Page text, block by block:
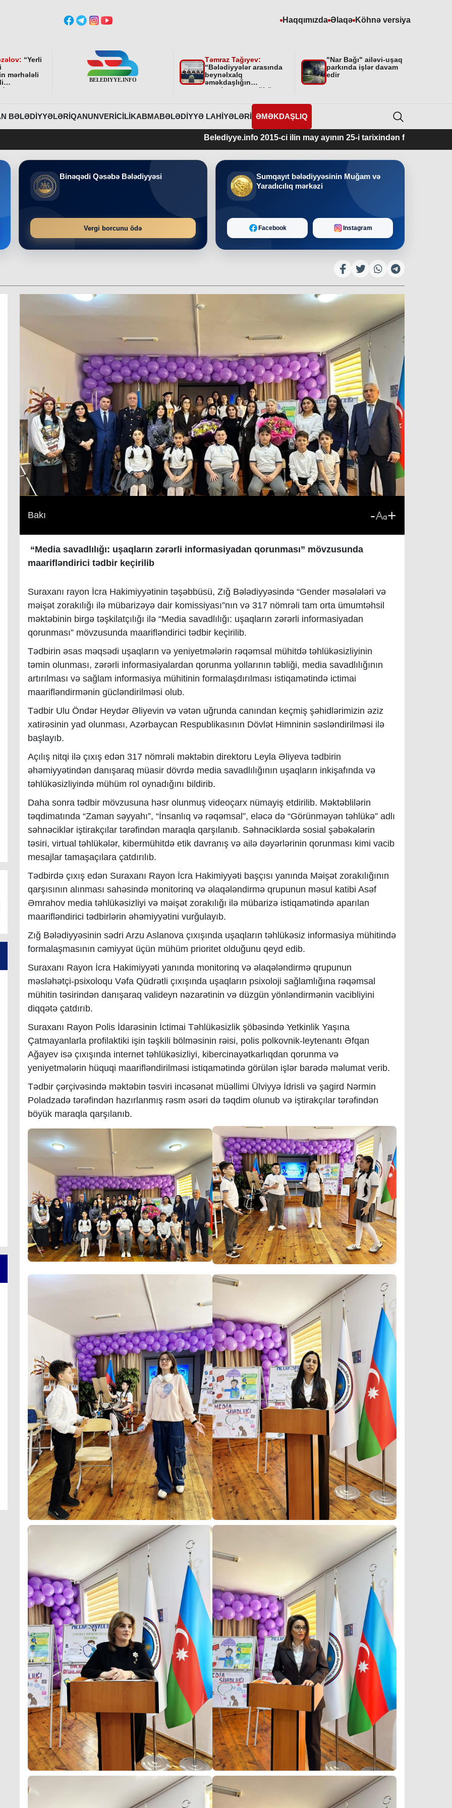
Haqqımızda Əlaqə Köhnə versiya
“Yerli
mərhələli
”
Təmraz Tağıyev:
“Bələdiyyələr arasında
beynəlxalq
əməkdaşlığın
qurulmasının mühüm
"Nar Bağı" ailəvi-uşaq
parkında işlər davam
edir
BƏLƏDIYYƏLƏRIQANUNVERICILIKABMABƏLƏDIYYƏ LAHIYƏLƏRI ƏMƏKDAŞLIQ
Belediyye.info 2015-ci ilin may ayının 25-i tarixindən fəaliyyətdədir.
Binəqədi Qəsəbə Bələdiyyəsi
Vergi borcunu ödə
Sumqayıt bələdiyyəsinin Muğam və
Yaradıcılıq mərkəzi
Facebook Instagram
Bakı - +
“Media savadlılığı: uşaqların zərərli informasiyadan qorunması” mövzusunda
maarifləndirici tədbir keçirilib
Suraxanı rayon İcra Hakimiyyətinin təşəbbüsü, Zığ Bələdiyyəsində “Gender məsələləri və
məişət zorakılığı ilə mübarizəyə dair komissiyası”nın və 317 nömrəli tam orta ümumtəhsil
məktəbinin birgə təşkilatçılığı ilə “Media savadlılığı: uşaqların zərərli informasiyadan
qorunması” mövzusunda maarifləndirici tədbir keçirilib.
Tədbirin əsas məqsədi uşaqların və yeniyetmələrin rəqəmsal mühitdə təhlükəsizliyinin
təmin olunması, zərərli informasiyalardan qorunma yollarının təbliği, media savadlılığının
artırılması və sağlam informasiya mühitinin formalaşdırılması istiqamətində ictimai
maarifləndirmənin gücləndirilməsi olub.
Tədbir Ulu Öndər Heydər Əliyevin və vətən uğrunda canından keçmiş şəhidlərimizin əziz
xatirəsinin yad olunması, Azərbaycan Respublikasının Dövlət Himninin səsləndirilməsi ilə
başlayıb.
Açılış nitqi ilə çıxış edən 317 nömrəli məktəbin direktoru Leyla Əliyeva tədbirin
əhəmiyyətindən danışaraq müasir dövrdə media savadlılığının uşaqların inkişafında və
təhlükəsizliyində mühüm rol oynadığını bildirib.
Daha sonra tədbir mövzusuna həsr olunmuş videoçarx nümayiş etdirilib. Məktəblilərin
təqdimatında “Zaman səyyahı”, “İnsanlıq və rəqəmsal”, eləcə də “Görünməyən təhlükə” adlı
səhnəciklər iştirakçılar tərəfindən maraqla qarşılanıb. Səhnəciklərdə sosial şəbəkələrin
təsiri, virtual təhlükələr, kibermühitdə etik davranış və ailə dəyərlərinin qorunması kimi vacib
mesajlar tamaşaçılara çatdırılıb.
Tədbirdə çıxış edən Suraxanı Rayon İcra Hakimiyyəti başçısı yanında Məişət zorakılığının
qarşısının alınması sahəsində monitorinq və əlaqələndirmə qrupunun məsul katibi Asəf
Əmrahov media təhlükəsizliyi və məişət zorakılığı ilə mübarizə istiqamətində aparılan
maarifləndirici tədbirlərin əhəmiyyətini vurğulayıb.
Zığ Bələdiyyəsinin sədri Arzu Aslanova çıxışında uşaqların təhlükəsiz informasiya mühitində
formalaşmasının cəmiyyət üçün mühüm prioritet olduğunu qeyd edib.
Suraxanı Rayon İcra Hakimiyyəti yanında monitorinq və əlaqələndirmə qrupunun
məsləhətçi-psixoloqu Vəfa Qüdrətli çıxışında uşaqların psixoloji sağlamlığına rəqəmsal
mühitin təsirindən danışaraq valideyn nəzarətinin və düzgün yönləndirmənin vacibliyini
diqqətə çatdırıb.
Suraxanı Rayon Polis İdarəsinin İctimai Təhlükəsizlik şöbəsində Yetkinlik Yaşına
Çatmayanlarla profilaktiki işin təşkili bölməsinin rəisi, polis polkovnik-leytenantı Əfqan
Ağayev isə çıxışında internet təhlükəsizliyi, kibercinayətkarlıqdan qorunma və
yeniyetmələrin hüquqi maarifləndirilməsi istiqamətində görülən işlər barədə məlumat verib.
Tədbir çərçivəsində məktəbin təsviri incəsənət müəllimi Ülviyyə İdrisli və şagird Nərmin
Poladzadə tərəfindən hazırlanmış rəsm əsəri də təqdim olunub və iştirakçılar tərəfindən
böyük maraqla qarşılanıb.